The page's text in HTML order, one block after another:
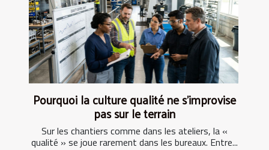
Pourquoi la culture qualité ne s’improvise
pas sur le terrain
Sur les chantiers comme dans les ateliers, la «
qualité » se joue rarement dans les bureaux. Entre...